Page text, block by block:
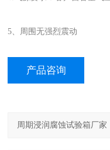
5、周围无强烈震动
产品咨询